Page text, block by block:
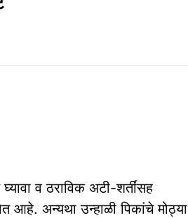
घ्यावा व ठराविक अटी-शर्तींसह
आहे. अन्यथा उन्हाळी पिकांचे मोठ्या